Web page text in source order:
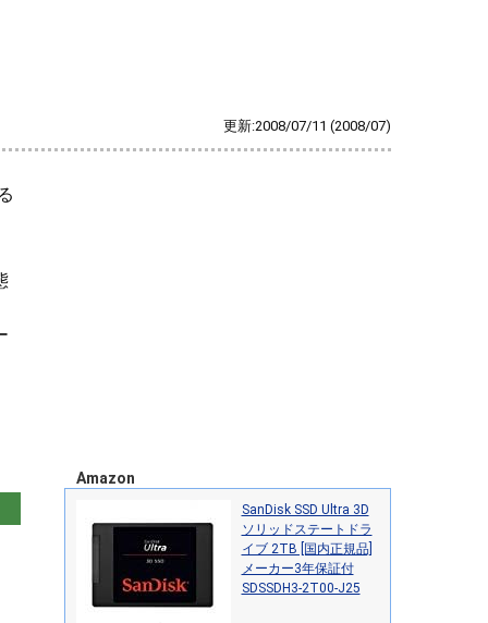
更新:2008/07/11 (2008/07)
Amazon
SanDisk SSD Ultra 3D
ソリッドステートドラ
イブ 2TB [国内正規品]
メーカー3年保証付
SDSSDH3-2T00-J25